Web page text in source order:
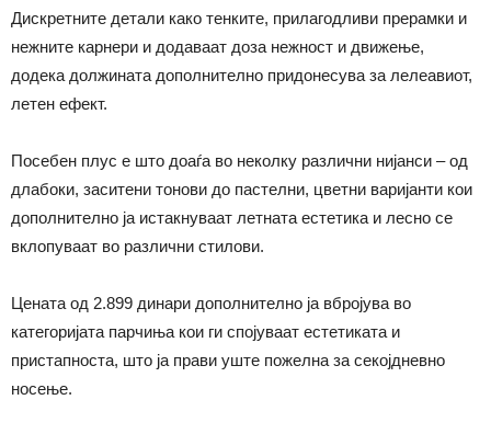
Дискретните детали како тенките, прилагодливи прерамки и
нежните карнери и додаваат доза нежност и движење,
додека должината дополнително придонесува за лелеавиот,
летен ефект.
Посебен плус е што доаѓа во неколку различни нијанси – од
длабоки, заситени тонови до пастелни, цветни варијанти кои
дополнително ја истакнуваат летната естетика и лесно се
вклопуваат во различни стилови.
Цената од 2.899 динари дополнително ја вбројува во
категоријата парчиња кои ги спојуваат естетиката и
пристапноста, што ја прави уште пожелна за секојдневно
носење.